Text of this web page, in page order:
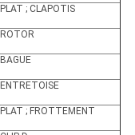
PLAT ; CLAPOTIS
ROTOR
BAGUE
ENTRETOISE
PLAT ; FROTTEMENT